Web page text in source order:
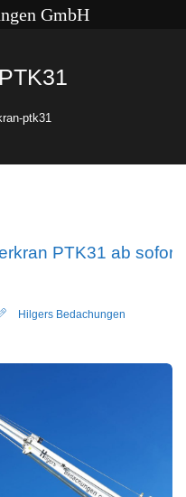
ptk31
PTK31 ab sofort
Hilgers Bedachungen
GmbH